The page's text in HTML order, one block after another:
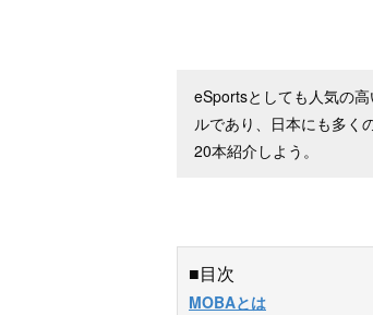
eSportsとしても人気の
ルであり、日本にも多く
20本紹介しよう。
■目次
MOBAとは